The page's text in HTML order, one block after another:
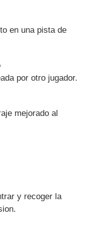
en una pista de
por otro jugador.
mejorado al
y recoger la